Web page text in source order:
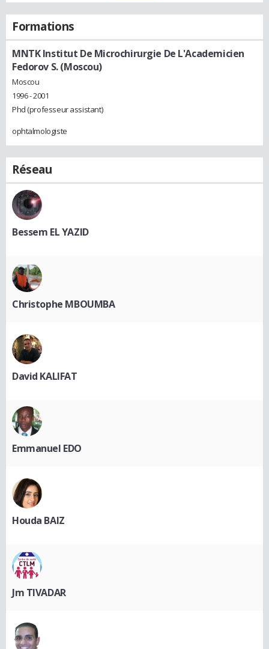
Formations
MNTK Institut De Microchirurgie De L'Academicien
Fedorov S. (Moscou)
Moscou
1996 - 2001
Phd (professeur assistant)
ophtalmologiste
Réseau
Bessem EL YAZID
Christophe MBOUMBA
David KALIFAT
Emmanuel EDO
Houda BAIZ
Jm TIVADAR